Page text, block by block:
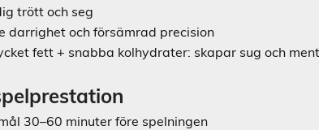
trött och seg
darrighet och försämrad precision
fett + snabba kolhydrater: skapar sug och
30–60 minuter före spelningen